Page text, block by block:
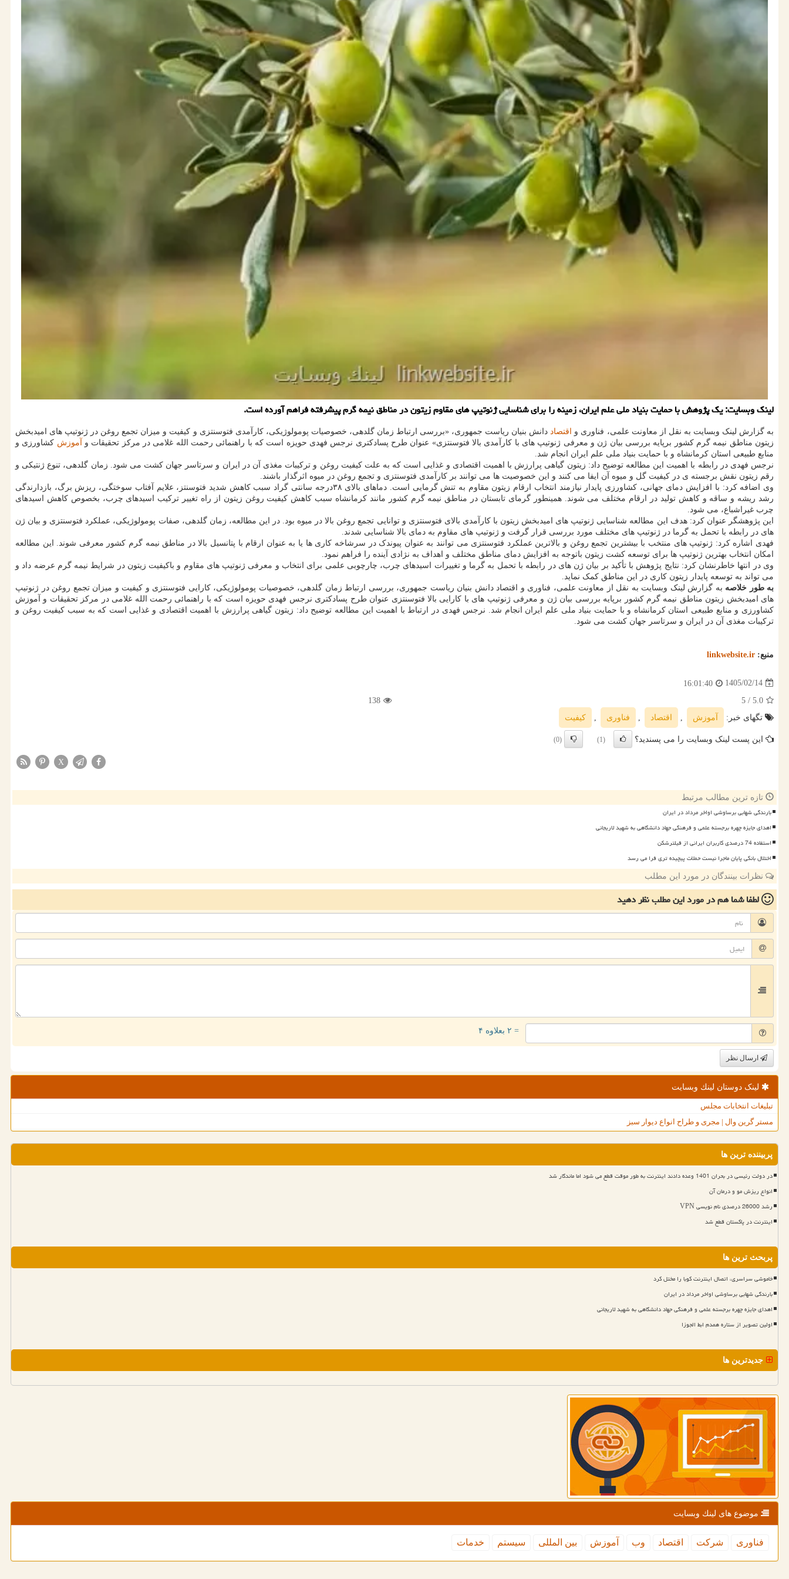
لینک وبسایت: یک پژوهش با حمایت بنیاد ملی علم ایران، زمینه را برای شناسایی ژنوتیپ های مقاوم زیتون در مناطق نیمه گرم پیشرفته فراهم آورده است.
به گزارش لینک وبسایت به نقل از معاونت علمی، فناوری و اقتصاددانش بنیان ریاست جمهوری، «بررسی ارتباط زمان گلدهی، خصوصیات پومولوژیکی، کارآمدی فتوسنتزی و کیفیت و میزان تجمع روغن در ژنوتیپ های امیدبخش
زیتون مناطق نیمه گرم کشور برپایه بررسی بیان ژن و معرفی ژنوتیپ های با کارآمدی بالا فتوسنتزی» عنوان طرح پسادکتری نرجس فهدی حویزه است که با راهنمائی رحمت الله غلامی در مرکز تحقیقات و
آموزش کشاورزی و
منابع طبیعی استان کرمانشاه و با حمایت بنیاد ملی علم ایران انجام شد.
نرجس فهدی در رابطه با اهمیت این مطالعه توضیح داد: زیتون گیاهی پرارزش با اهمیت اقتصادی و غذایی است که به علت کیفیت روغن و ترکیبات مغذی آن در ایران و سرتاسر جهان کشت می شود. زمان گلدهی، تنوع ژنتیکی و
رقم زیتون نقش برجسته ی در کیفیت گل و میوه آن ایفا می کنند و این خصوصیت ها می توانند بر کارآمدی فتوسنتزی و تجمع روغن در میوه اثرگذار باشند.
وی اضافه کرد: با افزایش دمای جهانی، کشاورزی پایدار نیازمند انتخاب ارقام زیتون مقاوم به تنش گرمایی است. دماهای بالای ۳۸درجه سانتی گراد سبب کاهش شدید فتوسنتز، علایم آفتاب سوختگی، ریزش برگ، بازدارندگی
رشد ریشه و ساقه و کاهش تولید در ارقام مختلف می شوند. همینطور گرمای تابستان در مناطق نیمه گرم کشور مانند کرمانشاه سبب کاهش کیفیت روغن زیتون از راه تغییر ترکیب اسیدهای چرب، بخصوص کاهش اسیدهای
چرب غیراشباع، می شود.
این پژوهشگر عنوان کرد: هدف این مطالعه شناسایی ژنوتیپ های امیدبخش زیتون با کارآمدی بالای فتوسنتزی و توانایی تجمع روغن بالا در میوه بود. در این مطالعه، زمان گلدهی، صفات پومولوژیکی، عملکرد فتوسنتزی و بیان ژن
های در رابطه با تحمل به گرما در ژنوتیپ های مختلف مورد بررسی قرار گرفت و ژنوتیپ های مقاوم به دمای بالا شناسایی شدند.
فهدی اشاره کرد: ژنوتیپ های منتخب با بیشترین تجمع روغن و بالاترین عملکرد فتوسنتزی می توانند به عنوان پیوندک در سرشاخه کاری ها یا به عنوان ارقام با پتانسیل بالا در مناطق نیمه گرم کشور معرفی شوند. این مطالعه
امکان انتخاب بهترین ژنوتیپ ها برای توسعه کشت زیتون باتوجه به افزایش دمای مناطق مختلف و اهداف به نژادی آینده را فراهم نمود.
وی در انتها خاطرنشان کرد: نتایج پژوهش با تأکید بر بیان ژن های در رابطه با تحمل به گرما و تغییرات اسیدهای چرب، چارچوبی علمی برای انتخاب و معرفی ژنوتیپ های مقاوم و باکیفیت زیتون در شرایط نیمه گرم عرضه داد و
می تواند به توسعه پایدار زیتون کاری در این مناطق کمک نماید.
به طور خلاصه به گزارش لینک وبسایت به نقل از معاونت علمی، فناوری و اقتصاد دانش بنیان ریاست جمهوری، بررسی ارتباط زمان گلدهی، خصوصیات پومولوژیکی، کارایی فتوسنتزی و کیفیت و میزان تجمع روغن در ژنوتیپ
های امیدبخش زیتون مناطق نیمه گرم کشور برپایه بررسی بیان ژن و معرفی ژنوتیپ های با کارایی بالا فتوسنتزی عنوان طرح پسادکتری نرجس فهدی حویزه است که با راهنمائی رحمت الله غلامی در مرکز تحقیقات و آموزش
کشاورزی و منابع طبیعی استان کرمانشاه و با حمایت بنیاد ملی علم ایران انجام شد. نرجس فهدی در ارتباط با اهمیت این مطالعه توضیح داد: زیتون گیاهی پرارزش با اهمیت اقتصادی و غذایی است که به سبب کیفیت روغن و
ترکیبات مغذی آن در ایران و سرتاسر جهان کشت می شود.
منبع: linkwebsite.ir
1405/02/14
16:01:40
5.0
/ 5
138
تگهای خبر:
آموزش , اقتصاد , فناوری , كیفیت
این پست لینک وبسایت را می پسندید؟ (1)
(0)
X
تازه ترین مطالب مرتبط
بارندگی شهابی برساوشی اواخر مرداد در ایران
اهدای جایزه چهره برجسته علمی و فرهنگی جهاد دانشگاهی به شهید لاریجانی
استفاده 74 درصدی کاربران ایرانی از فیلترشکن
اختلال بانکی پایان ماجرا نیست حملات پیچیده تری فرا می رسد
نظرات بینندگان در مورد این مطلب
لطفا شما همدر مورد این مطلبنظر دهید
= ۲ بعلاوه ۴
ارسال نظر
لینک دوستان لینك وبسایت
تبلیغات انتخابات مجلس
مستر گرین وال | مجری و طراح انواع دیوار سبز
پربیننده ترین ها
در دولت رئیسی در بحران 1401 وعده دادند اینترنت به طور موقت قطع می شود اما ماندگار شد
انواع ریزش مو و درمان آن
رشد 26000 درصدی نام نویسی VPN
اینترنت در پاکستان قطع شد
پربحث ترین ها
خاموشی سراسری، اتصال اینترنت کوبا را مختل کرد
بارندگی شهابی برساوشی اواخر مرداد در ایران
اهدای جایزه چهره برجسته علمی و فرهنگی جهاد دانشگاهی به شهید لاریجانی
اولین تصویر از ستاره همدم ابط الجوزا
جدیدترین ها
موضوع های لینك وبسایت
فناوری شركت اقتصاد وب آموزش بین المللی سیستم خدمات